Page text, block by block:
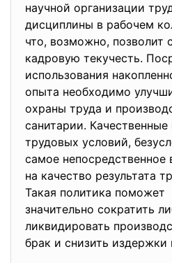
научной организации
дисциплины в рабочем
что, возможно, позволит
кадровую текучесть.
использования
опыта необходимо
охраны труда и
санитарии. Качественные
трудовых условий,
самое непосредственное
на качество результата
Такая политика поможет
значительно сократить
ликвидировать
брак и снизить издержки